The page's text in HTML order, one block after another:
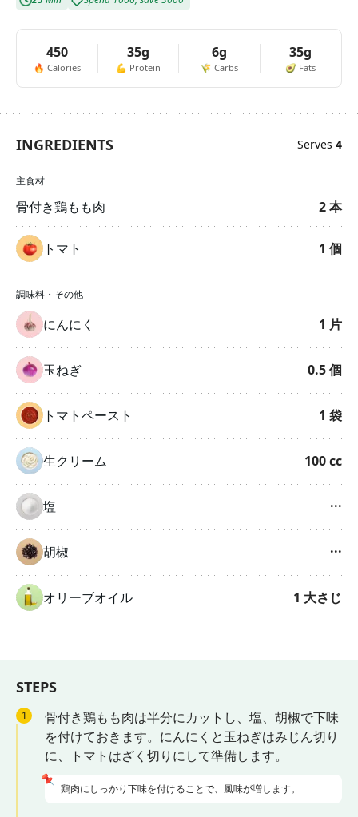
450
🔥 Calories
35g
💪 Protein
6g
🌾 Carbs
35g
🥑 Fats
INGREDIENTS Serves 4
主食材
骨付き鶏もも肉 2本
トマト 1 個
調味料・その他
にんにく 1 片
玉ねぎ 0.5個
トマトペースト 1 袋
生クリーム 100cc
塩 ···
胡椒 ···
オリーブオイル 1 大さじ
STEPS
1
骨付き鶏もも肉は半分にカットし、塩、胡椒で下味
を付けておきます。にんにくと玉ねぎはみじん切り
に、トマトはざく切りにして準備します。
鶏肉にしっかり下味を付けることで、風味が増します。
📌